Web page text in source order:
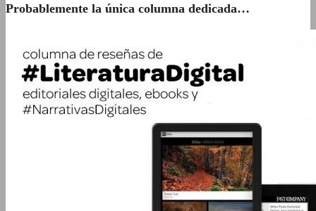
Probablemente la única columna dedicada…